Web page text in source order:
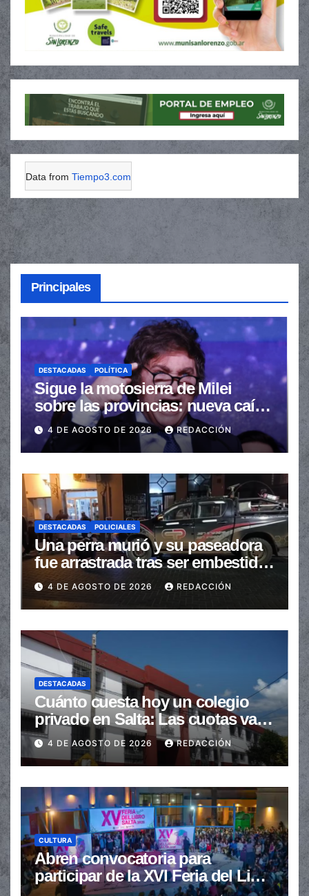
Data from Tiempo3.com
Principales
DESTACADAS POLÍTICA
Sigue la motosierra de Milei
sobre las provincias: nueva caída
de las transferencias no
automáticas
4 DE AGOSTO DE 2026 REDACCIÓN
DESTACADAS POLICIALES
Una perra murió y su paseadora
fue arrastrada tras ser embestidas
en la senda peatonal
4 DE AGOSTO DE 2026 REDACCIÓN
DESTACADAS
Cuánto cuesta hoy un colegio
privado en Salta: Las cuotas van
de $110.000 a más de $600.000
4 DE AGOSTO DE 2026 REDACCIÓN
CULTURA
Abren convocatoria para
participar de la XVI Feria del Libro